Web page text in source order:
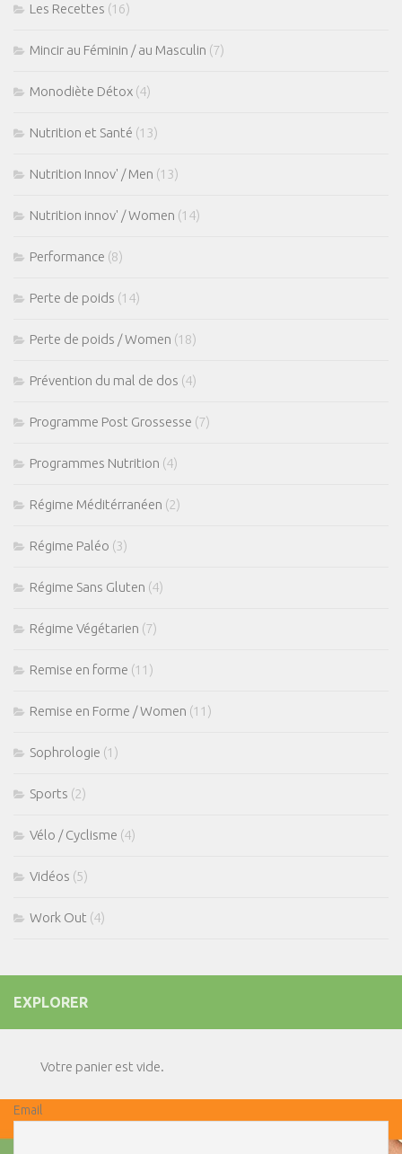
Les Recettes (16)
Mincir au Féminin / au Masculin (7)
Monodiète Détox (4)
Nutrition et Santé (13)
Nutrition Innov' / Men (13)
Nutrition innov' / Women (14)
Performance (8)
Perte de poids (14)
Perte de poids / Women (18)
Prévention du mal de dos (4)
Programme Post Grossesse (7)
Programmes Nutrition (4)
Régime Méditérranéen (2)
Régime Paléo (3)
Régime Sans Gluten (4)
Régime Végétarien (7)
Remise en forme (11)
Remise en Forme / Women (11)
Sophrologie (1)
Sports (2)
Vélo / Cyclisme (4)
Vidéos (5)
Work Out (4)
EXPLORER
Votre panier est vide.
Email